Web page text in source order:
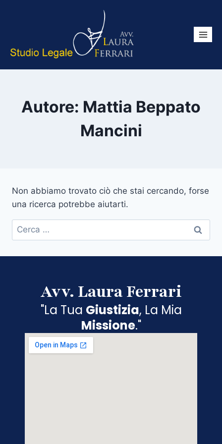
Autore: Mattia Beppato
Mancini
Non abbiamo trovato ciò che stai cercando, forse
una ricerca potrebbe aiutarti.
Avv. Laura Ferrari
"La Tua Giustizia, La Mia
Missione."